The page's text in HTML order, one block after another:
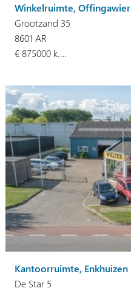
Winkelruimte, Offingawier
Grootzand 35
8601 AR
€ 875000 k.…
Kantoorruimte, Enkhuizen
De Star 5